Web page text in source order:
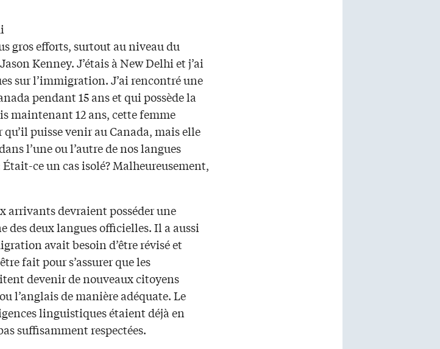
gros efforts, surtout au niveau du
Kenney. J’étais à New Delhi et j’ai
sur l’immigration. J’ai rencontré une
pendant 15 ans et qui possède la
maintenant 12 ans, cette femme
puisse venir au Canada, mais elle
l’une ou l’autre de nos langues
ce un cas isolé? Malheureusement,
arrivants devraient posséder une
des deux langues officielles. Il a aussi
avait besoin d’être révisé et
fait pour s’assurer que les
devenir de nouveaux citoyens
l’anglais de manière adéquate. Le
linguistiques étaient déjà en
suffisamment respectées.